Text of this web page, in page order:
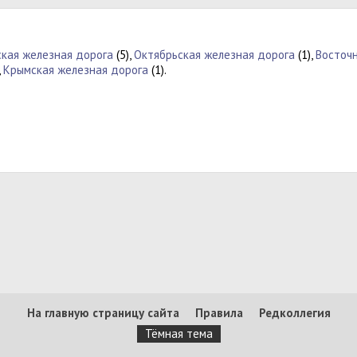
железная дорога (5),Октябрьская железная дорога (1),
Крымская железная дорога (1).
На главную страницу сайта Правила
Редколлегия
Тёмная тема